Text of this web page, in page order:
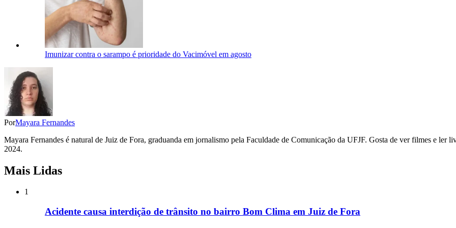
Imunizar contra o sarampo é prioridade do Vacimóvel em agosto
PorMayara Fernandes
Mayara Fernandes é natural de Juiz de Fora, graduanda em jornalismo pela Faculdade de Comunicação da UFJF. Gosta de ver filmes e ler
2024.
Mais Lidas
1
Acidente causa interdição de trânsito no bairro Bom Clima em Juiz de Fora